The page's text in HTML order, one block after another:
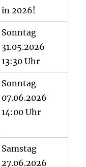
in 2026!
Sonntag
31.05.2026
13:30 Uhr
Sonntag
07.06.2026
14:00 Uhr
Samstag
27.06.2026